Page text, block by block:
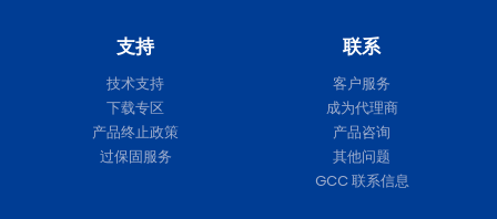
支持
技术支持
下载专区
产品终止政策
过保固服务
联系
客户服务
成为代理商
产品咨询
其他问题
GCC 联系信息